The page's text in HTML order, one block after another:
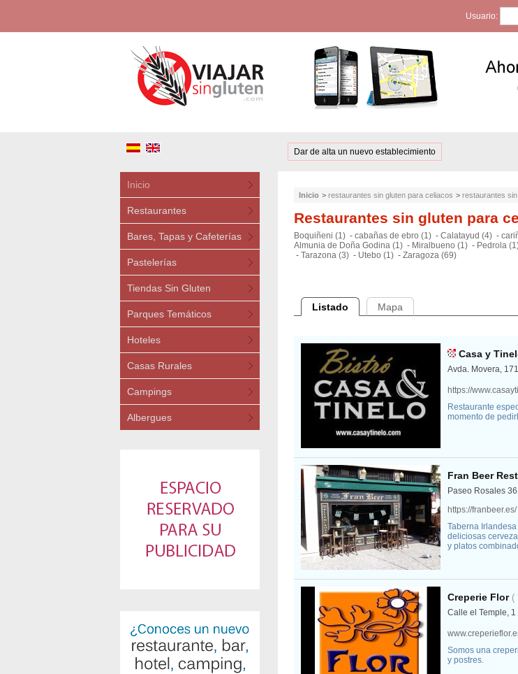
Usuario:
Dar de alta un nuevo establecimiento
Inicio
Restaurantes
Bares, Tapas y Cafeterías
Pastelerías
Tiendas Sin Gluten
Parques Temáticos
Hoteles
Casas Rurales
Campings
Albergues
Inicio > restaurantes sin gluten para celiacos > restaurantes
Restaurantes sin gluten para
Boquiñeni (1) - cabañas de ebro (1) - Calatayud (4) -
Almunia de Doña Godina (1) - Miralbueno (1) - Pedrola
- Tarazona (3) - Utebo (1) - Zaragoza (69)
Listado Mapa
Casa y
Avda. Movera,
https://
Restaurante
momento de
Fran Beer
Paseo Rosales
https://franbeer.es/
Taberna
deliciosas
y platos
Creperie Flor (
Calle el Temple,
Somos una
y postres.